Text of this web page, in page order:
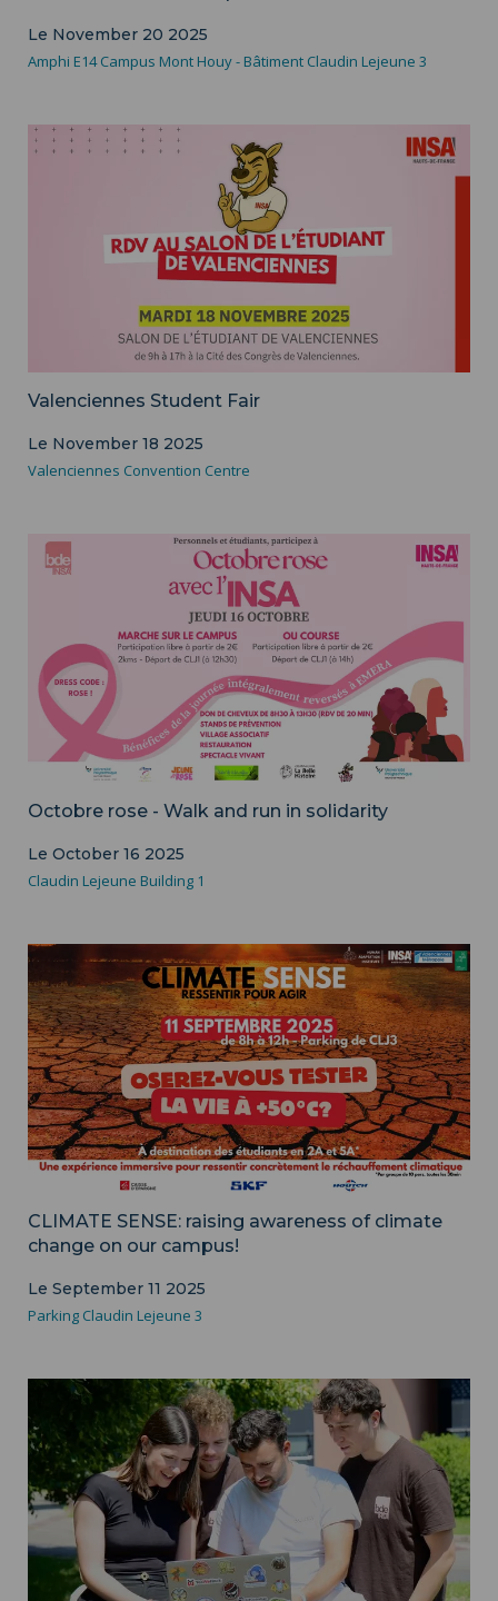
Le November 20 2025
Amphi E14 Campus Mont Houy - Bâtiment Claudin Lejeune 3
Valenciennes Student Fair
Le November 18 2025
Valenciennes Convention Centre
Octobre rose - Walk and run in solidarity
Le October 16 2025
Claudin Lejeune Building 1
CLIMATE SENSE: raising awareness of climate
change on our campus!
Le September 11 2025
Parking Claudin Lejeune 3